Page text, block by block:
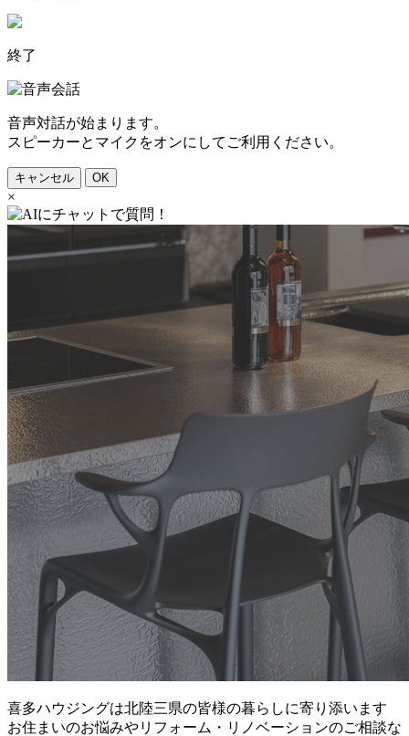
終了
音声対話が始まります。
スピーカーとマイクをオンにしてご利用ください。
キャンセル OK
×
喜多ハウジングは北陸三県の皆様の暮らしに寄り添います
お住まいのお悩みやリフォーム・リノベーションのご相談な